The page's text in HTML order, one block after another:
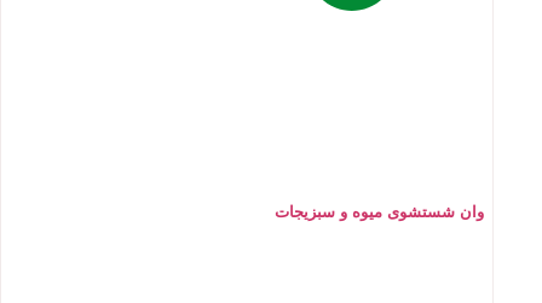
وان شستشوی میوه و سبزیجات